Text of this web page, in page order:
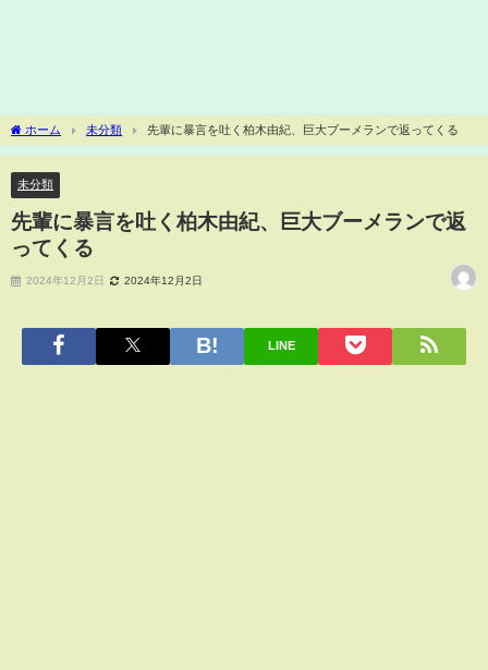
ホーム 未分類 先輩に暴言を吐く柏木由紀、巨大ブーメランで返ってくる
未分類
先輩に暴言を吐く柏木由紀、巨大ブーメランで返
ってくる
2024年12月2日 2024年12月2日
LINE